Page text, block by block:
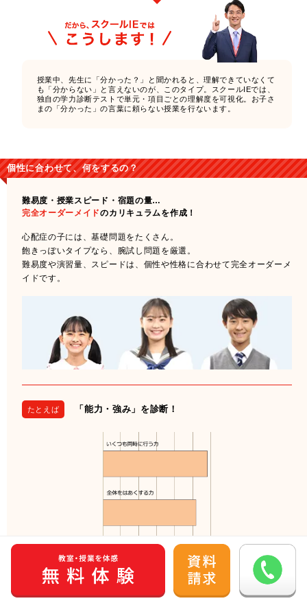
授業中、先生に「分かった？」と聞かれると、理解できていなくて
も「分からない」と言えないのが、このタイプ。スクールIEでは、
独自の学力診断テストで単元・項目ごとの理解度を可視化。お子さ
まの「分かった」の言葉に頼らない授業を行ないます。
個性に合わせて、何をするの？
難易度・授業スピード・宿題の量…
完全オーダーメイドのカリキュラムを作成！
心配症の子には、基礎問題をたくさん。
飽きっぽいタイプなら、腕試し問題を厳選。
難易度や演習量、スピードは、個性や性格に合わせて完全オーダーメ
イドです。
たとえば 「能力・強み」を診断！
「いくつも同時に行う力」や「全体を把握する力」の強いお子さま
は、一見難しい複数の単元の複合問題も苦手意識を持たずに取り組め
ます。一方、飽きっぽく同じことを長く続けることが苦手な傾向があ